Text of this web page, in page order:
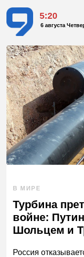
5:20
6 августа
В МИРЕ
Турбина
войне:
Шольцем и
Россия